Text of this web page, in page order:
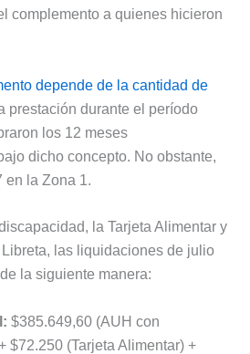
complemento a quienes hicieron
depende de la cantidad de
prestación durante el período
los 12 meses
dicho concepto. No obstante,
en la Zona 1.
la Tarjeta Alimentar y
las liquidaciones de julio
la siguiente manera:
$385.649,60 (AUH con
$72.250 (Tarjeta Alimentar) +